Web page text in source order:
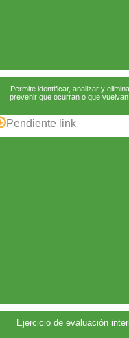
Permite identificar, analizar y
prevenir que ocurran o que
Pendiente link
Ejercicio de evaluación